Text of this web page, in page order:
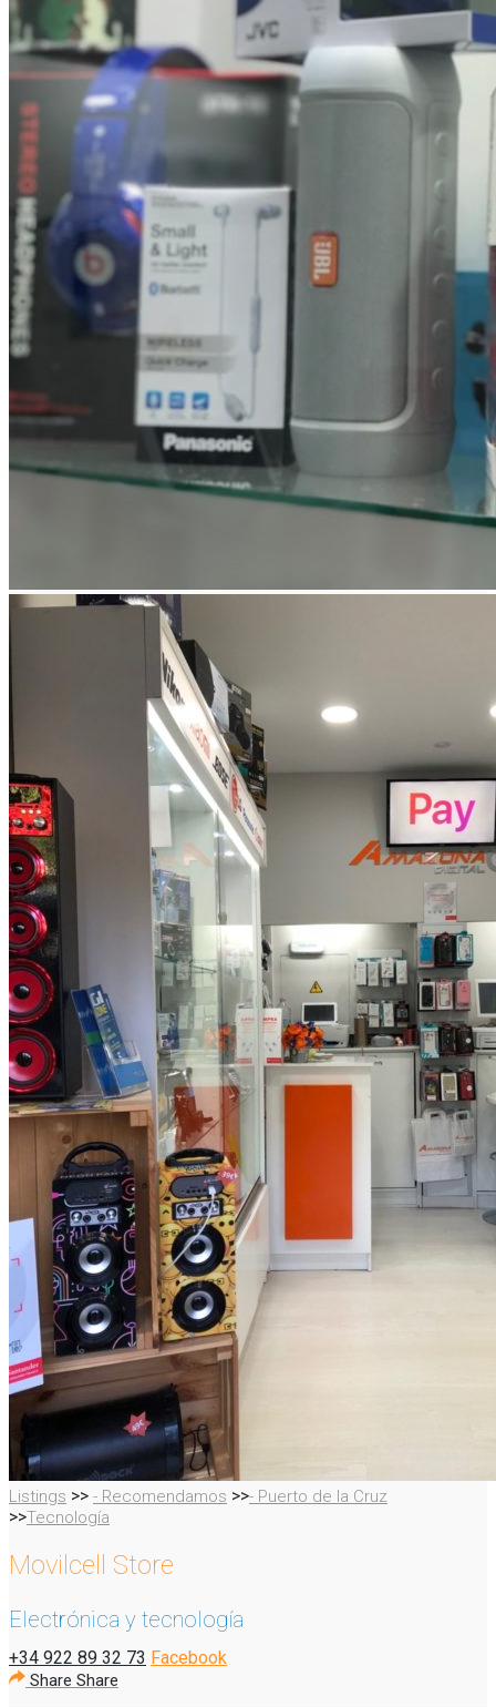
Listings >> - Recomendamos >>- Puerto de la Cruz
>>Tecnología
Movilcell Store
Electrónica y tecnología
+34 922 89 32 73 Facebook
Share Share